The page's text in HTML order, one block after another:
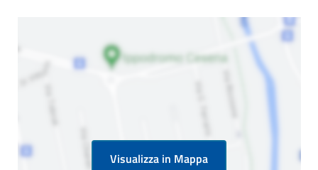
Visualizza in Mappa